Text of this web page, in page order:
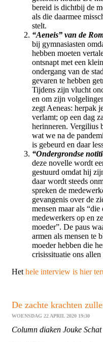
bereid is dichtbij de
als die daarmee
stelt.
“Aeneis” van de
bij gymnasiasten
hebben moeten
ontsnapt met een
ondergang van de
gevaren te hebben
Tijdens zijn vlucht
en om zijn
zegt Aeneas: herpak
verlamt; op een dag
herinneren. Vergilius
wat we na de
is gebeurd en daar
“Ondergrondse
deze novelle wordt
gestuurd omdat hij
daar wordt steeds
spreken de
gevangenis over de
mensen maar als
medewerkers op en
moeder”. De paus
armen als mensen te
moeder hebben die
crisissituatie ons allen
Hethele interview is hier
De zachte krachten
WOENSDAG 22 APRIL 2020 19:30
Column diaken Jouke Schat